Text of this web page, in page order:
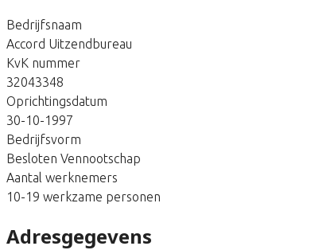
Bedrijfsnaam
Accord Uitzendbureau
KvK nummer
32043348
Oprichtingsdatum
30-10-1997
Bedrijfsvorm
Besloten Vennootschap
Aantal werknemers
10-19 werkzame personen
Adresgegevens